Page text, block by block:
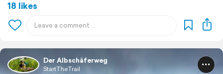
18 likes
Der Albschäferweg
StartTheTrail